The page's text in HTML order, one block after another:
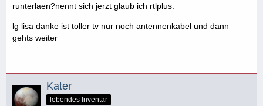
runterlaen?nennt sich jerzt glaub ich rtlplus.
lg lisa danke ist toller tv nur noch antennenkabel und dann
gehts weiter
Kater
lebendes Inventar